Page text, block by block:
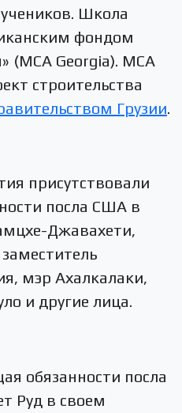
Школа
фондом
(MCA Georgia). MCA
строительства
Грузии.
присутствовали
посла США в
Джавахети,
мэр Ахалкалаки,
и другие лица.
обязанности посла
Руд в своем